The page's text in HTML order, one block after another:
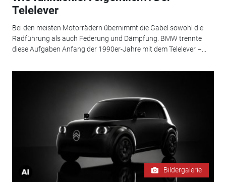
Telelever
Bei den meisten Motorrädern übernimmt die Gabel sowohl die
Radführung als auch Federung und Dämpfung. BMW trennte
diese Aufgaben Anfang der 1990er-Jahre mit dem Telelever –...
Bildergalerie